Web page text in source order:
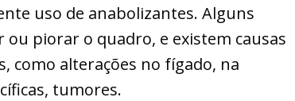
uso de anabolizantes. Alguns
piorar o quadro, e existem causas
como alterações no fígado, na
tumores.